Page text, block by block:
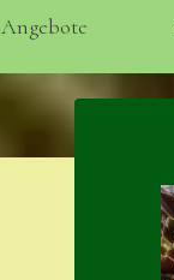
Angebote